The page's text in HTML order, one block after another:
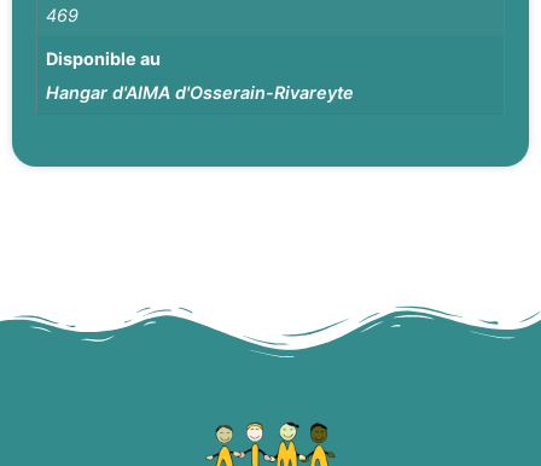
469
Disponible au
Hangar d'AIMA d'Osserain-Rivareyte